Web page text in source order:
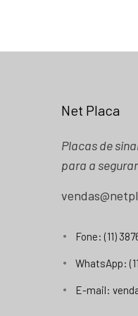
Net Placa
Placas de
para a
Fone: (11)
WhatsApp:
E-mail: